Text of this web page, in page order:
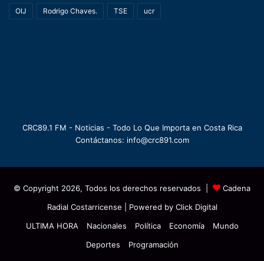
OIJ Rodrigo Chaves. TSE ucr
CRC89.1 FM - Noticias - Todo Lo Que Importa en Costa Rica
Contáctanos: info@crc891.com
© Copyright 2026, Todos los derechos reservados |
Cadena
Radial Costarricense | Powered by Click Digital
ULTIMA HORA
Nacionales Política Economía
Mundo
Deportes
Programación